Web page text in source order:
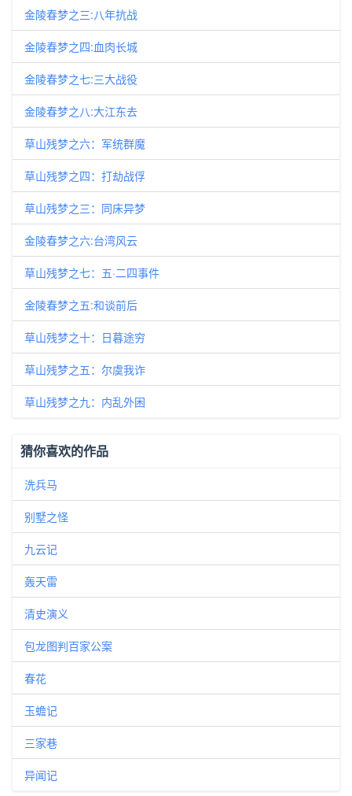
金陵春梦之三:八年抗战
金陵春梦之四:血肉长城
金陵春梦之七:三大战役
金陵春梦之八:大江东去
草山残梦之六：军统群魔
草山残梦之四：打劫战俘
草山残梦之三：同床异梦
金陵春梦之六:台湾风云
草山残梦之七：五·二四事件
金陵春梦之五:和谈前后
草山残梦之十：日暮途穷
草山残梦之五：尔虞我诈
草山残梦之九：内乱外困
猜你喜欢的作品
洗兵马
别墅之怪
九云记
轰天雷
清史演义
包龙图判百家公案
春花
玉蟾记
三家巷
异闻记